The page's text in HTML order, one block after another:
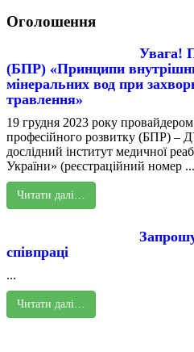
Оголошення
Увага!
(БПР) «Принципи
мінеральних вод при
травлення»
19 грудня 2023 року
професійного розвитку (БПР) –
дослідний інститут медичної
України» (реєстраційний номер ...
Читати далі…
співпраці
...
Читати далі…